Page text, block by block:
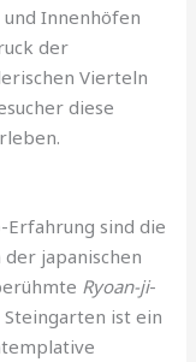
Innenhöfen
der
Vierteln
diese
-Erfahrung sind die
japanischen
Ryoan-ji-
ist ein